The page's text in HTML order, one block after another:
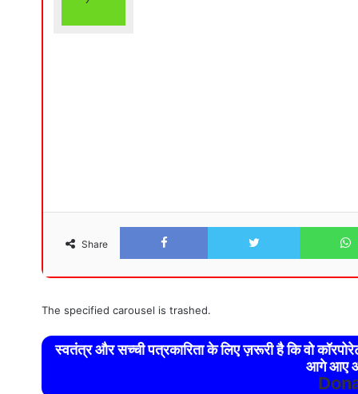
Share
Facebook Twitter
The specified carousel is trashed.
स्वतंत्र और सच्ची पत्रकारिता के लिए ज़रूरी है कि वो
आगे आए